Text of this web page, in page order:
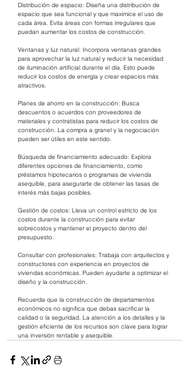
Distribución de espacio: Diseña una distribución de
espacio que sea funcional y que maximice el uso de
cada área. Evita áreas con formas irregulares que
puedan aumentar los costos de construcción.
Ventanas y luz natural: Incorpora ventanas grandes
para aprovechar la luz natural y reducir la necesidad
de iluminación artificial durante el día. Esto puede
reducir los costos de energía y crear espacios más
atractivos.
Planes de ahorro en la construcción: Busca
descuentos o acuerdos con proveedores de
materiales y contratistas para reducir los costos de
construcción. La compra a granel y la negociación
pueden ser útiles en este sentido.
Búsqueda de financiamiento adecuado: Explora
diferentes opciones de financiamiento, como
préstamos hipotecarios o programas de vivienda
asequible, para asegurarte de obtener las tasas de
interés más bajas posibles.
Gestión de costos: Lleva un control estricto de los
costos durante la construcción para evitar
sobrecostos y mantener el proyecto dentro del
presupuesto.
Consultar con profesionales: Trabaja con arquitectos y
constructores con experiencia en proyectos de
viviendas económicas. Pueden ayudarte a optimizar el
diseño y la construcción.
Recuerda que la construcción de departamentos
económicos no significa que debas sacrificar la
calidad o la seguridad. La atención a los detalles y la
gestión eficiente de los recursos son clave para lograr
una inversión rentable y asequible.